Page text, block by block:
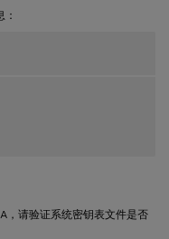
，请验证系统密钥表文件是否